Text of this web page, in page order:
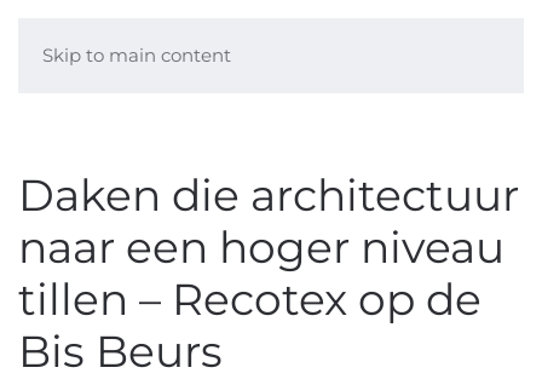
Skip to main content
Daken die architectuur
naar een hoger niveau
tillen – Recotex op de
Bis Beurs